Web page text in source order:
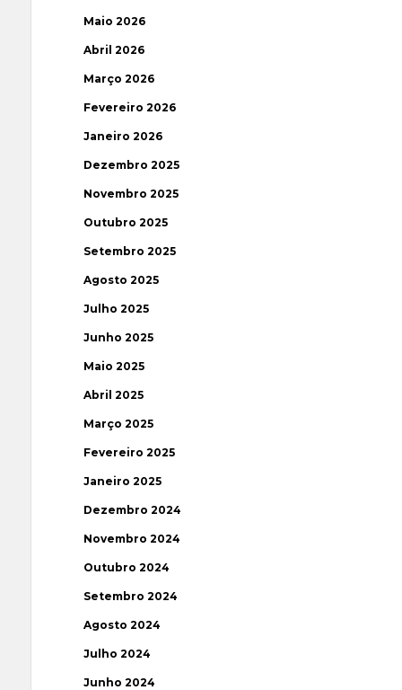
Maio 2026
Abril 2026
Março 2026
Fevereiro 2026
Janeiro 2026
Dezembro 2025
Novembro 2025
Outubro 2025
Setembro 2025
Agosto 2025
Julho 2025
Junho 2025
Maio 2025
Abril 2025
Março 2025
Fevereiro 2025
Janeiro 2025
Dezembro 2024
Novembro 2024
Outubro 2024
Setembro 2024
Agosto 2024
Julho 2024
Junho 2024